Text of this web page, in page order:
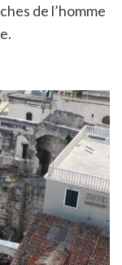
de l’homme